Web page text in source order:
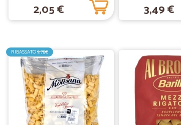
2,05 € 3,49 €
RIBASSATO9,75€